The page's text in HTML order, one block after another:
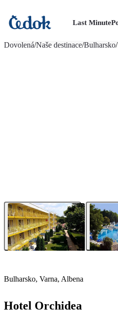
Last Minute
Dovolená/Naše destinace/Bulharsko/
Bulharsko, Varna, Albena
Hotel Orchidea